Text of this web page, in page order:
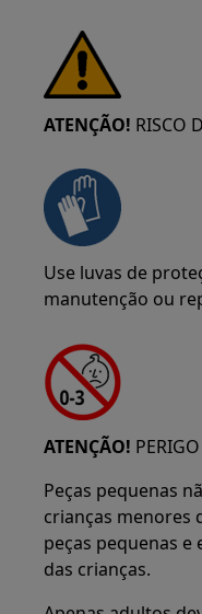
ATENÇÃO! RISCO
Use luvas de
manutenção ou
ATENÇÃO!
Peças pequenas
crianças menores
peças pequenas
das crianças.